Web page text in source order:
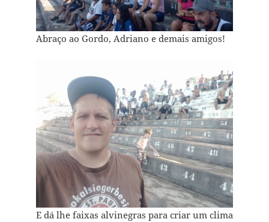
Abraço ao Gordo, Adriano e demais amigos!
E dá lhe faixas alvinegras para criar um clima